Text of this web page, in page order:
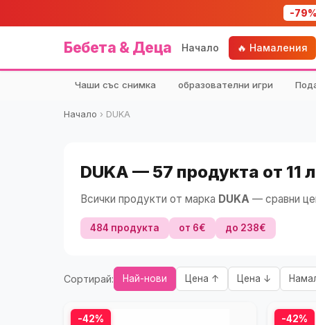
-79%
Бебета & Деца Начало 🔥 Намаления
Чаши със снимка образователни игри
Начало › DUKA
DUKA — 57 продукта от 11
Всички продукти от марка DUKA — сравни
484 продукта от 6€ до 238€
Сортирай: Най-нови Цена ↑ Цена ↓
-42% -42%